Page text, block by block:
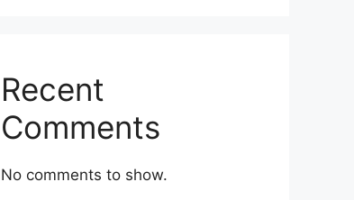
Recent
Comments
No comments to show.